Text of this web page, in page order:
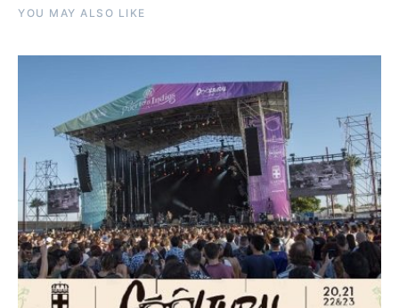
YOU MAY ALSO LIKE